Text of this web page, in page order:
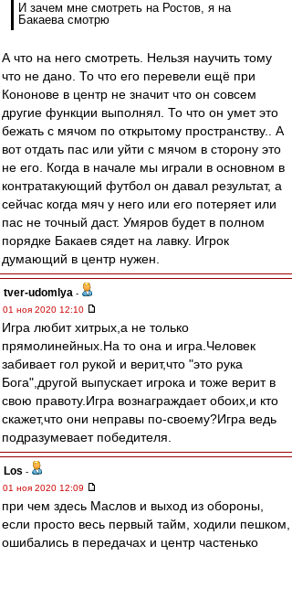
И зачем мне смотреть на Ростов, я на
Бакаева смотрю
А что на него смотреть. Нельзя научить тому
что не дано. То что его перевели ещё при
Кононове в центр не значит что он совсем
другие функции выполнял. То что он умет это
бежать с мячом по открытому пространству.. А
вот отдать пас или уйти с мячом в сторону это
не его. Когда в начале мы играли в основном в
контратакующий футбол он давал результат, а
сейчас когда мяч у него или его потеряет или
пас не точный даст. Умяров будет в полном
порядке Бакаев сядет на лавку. Игрок
думающий в центр нужен.
tver-udomlya -
01 ноя 2020 12:10
Игра любит хитрых,а не только
прямолинейных.На то она и игра.Человек
забивает гол рукой и верит,что "это рука
Бога",другой выпускает игрока и тоже верит в
свою правоту.Игра вознаграждает обоих,и кто
скажет,что они неправы по-своему?Игра ведь
подразумевает победителя.
Los -
01 ноя 2020 12:09
при чем здесь Маслов и выход из обороны,
если просто весь первый тайм, ходили пешком,
ошибались в передачах и центр частенько